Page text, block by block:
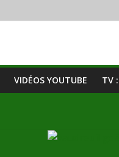
VIDÉOS YOUTUBE TV